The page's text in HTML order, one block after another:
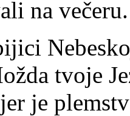
na večeru.
tvoje
je